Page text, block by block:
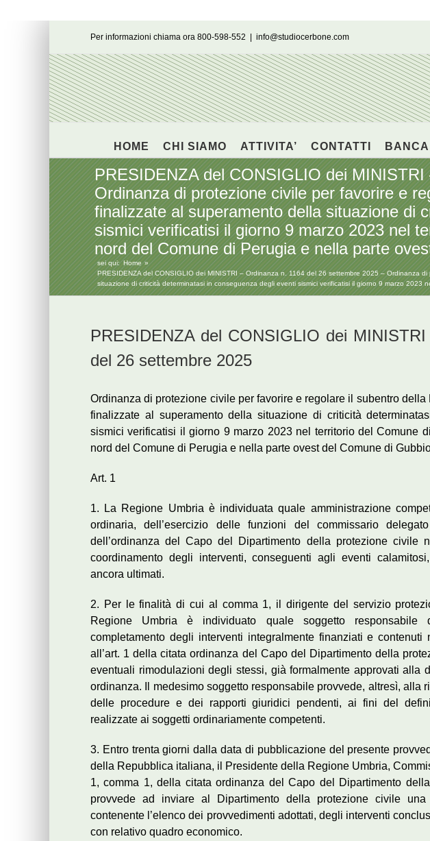
Per informazioni chiama ora 800-598-552 info@studiocerbone.com
HOME CHI SIAMO ATTIVITA’ CONTATTI BANCA
PRESIDENZA del CONSIGLIO dei
Ordinanza di protezione civile per favorire e
finalizzate al superamento della situazione di
sismici verificatisi il giorno 9 marzo 2023 nel
nord del Comune di Perugia e nella parte
sei qui: Home
PRESIDENZA del CONSIGLIO dei MINISTRI – Ordinanza n. 1164 del 26 settembre 2025 – Ordinanza
situazione di criticità determinatasi in conseguenza degli eventi sismici verificatisi il giorno 9 marzo
PRESIDENZA del CONSIGLIO dei
del 26 settembre 2025
Ordinanza di protezione civile per favorire e regolare il subentro
finalizzate al superamento della situazione di criticità
sismici verificatisi il giorno 9 marzo 2023 nel territorio del Comune
nord del Comune di Perugia e nella parte ovest del Comune di
Art. 1
1. La Regione Umbria è individuata quale amministrazione
ordinaria, dell’esercizio delle funzioni del commissario
dell’ordinanza del Capo del Dipartimento della protezione civile
coordinamento degli interventi, conseguenti agli eventi
ancora ultimati.
2. Per le finalità di cui al comma 1, il dirigente del servizio
Regione Umbria è individuato quale soggetto responsabile
completamento degli interventi integralmente finanziati e
all’art. 1 della citata ordinanza del Capo del Dipartimento della
eventuali rimodulazioni degli stessi, già formalmente approvati alla
ordinanza. Il medesimo soggetto responsabile provvede, altresì, alla
delle procedure e dei rapporti giuridici pendenti, ai fini del
realizzate ai soggetti ordinariamente competenti.
3. Entro trenta giorni dalla data di pubblicazione del presente
della Repubblica italiana, il Presidente della Regione Umbria,
1, comma 1, della citata ordinanza del Capo del Dipartimento
provvede ad inviare al Dipartimento della protezione civile
contenente l’elenco dei provvedimenti adottati, degli interventi
con relativo quadro economico.